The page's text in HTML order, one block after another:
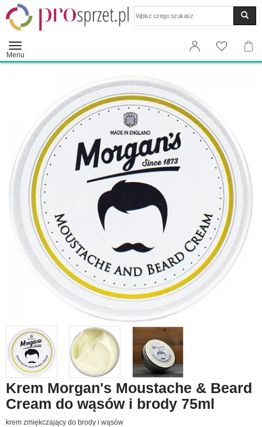
Menu
Krem Morgan's Moustache & Beard
Cream do wąsów i brody 75ml
krem zmiękczający do brody i wąsów